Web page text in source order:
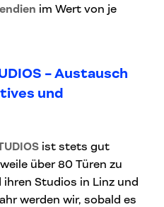
im Wert von je
- Austausch
und
ist stets gut
über 80 Türen zu
Studios in Linz und
werden wir, sobald es